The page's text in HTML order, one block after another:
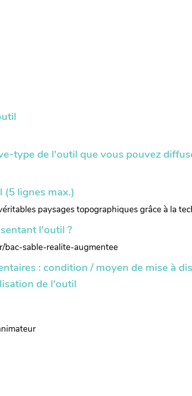
type de l'outil que vous pouvez
lignes max.)
paysages topographiques grâce à la
l'outil ?
bac-sable-realite-augmentee
: condition / moyen de mise à
de l'outil